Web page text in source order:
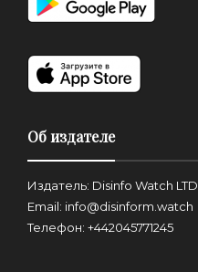
Об издателе
Издатель: Disinfo Watch LTD
Email: info@disinform.watch
Телефон: +442045771245